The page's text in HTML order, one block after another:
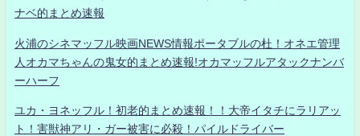
ナベ的まとめ速報
火浦のシネマッフル映画NEWS情報ポータブルの杜！オネエ管理
人オカマちゃんの鬼女的まとめ速報!オカマッフルアタックナンバ
ーハーフ
ユカ・ヨネッフル！初老的まとめ速報！！大帝イタチにラリアッ
ト！害獣神アリ・ガー被害に必殺！パイルドライバー